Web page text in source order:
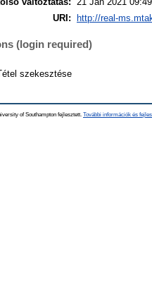
URI:
http://real-
(login required)
szekesztése
of Southampton fejlesztett. További információk és